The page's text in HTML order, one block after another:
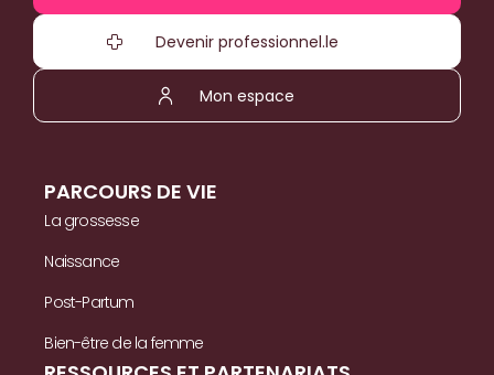
Devenir professionnel.le
Mon espace
PARCOURS DE VIE
La grossesse
Naissance
Post-Partum
Bien-être de la femme